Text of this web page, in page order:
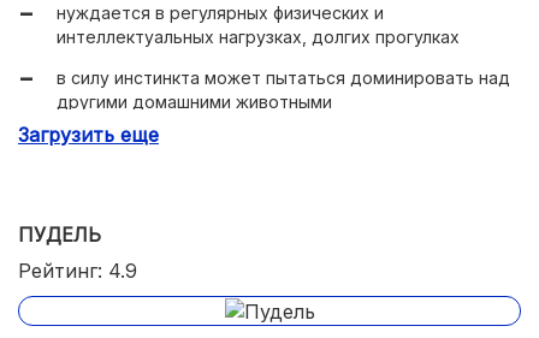
нуждается в регулярных физических и
интеллектуальных нагрузках, долгих прогулках
в силу инстинкта может пытаться доминировать над
другими домашними животными
Загрузить еще
ПУДЕЛЬ
Рейтинг: 4.9